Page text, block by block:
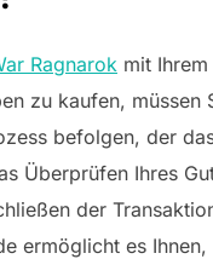
Ragnarok mit
zu kaufen, müssen
befolgen, der
Überprüfen Ihres
der
ermöglicht es